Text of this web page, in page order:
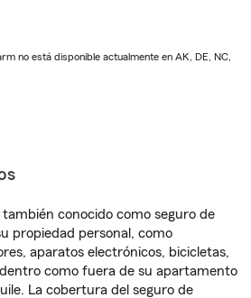
no está disponible actualmente en AK, DE, NC,
también conocido como seguro de
propiedad personal, como
aparatos electrónicos, bicicletas,
como fuera de su apartamento
La cobertura del seguro de